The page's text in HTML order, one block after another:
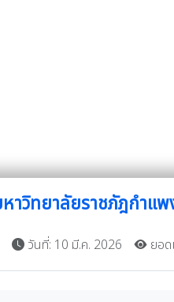
าวิทยาลัยราชภัฎกำแ
วันที่: 10 มี.ค. 2026 ยอด